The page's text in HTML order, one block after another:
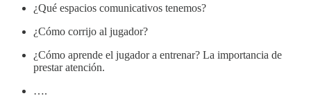
¿Qué espacios comunicativos tenemos?
¿Cómo corrijo al jugador?
¿Cómo aprende el jugador a entrenar? La importancia de
prestar atención.
….